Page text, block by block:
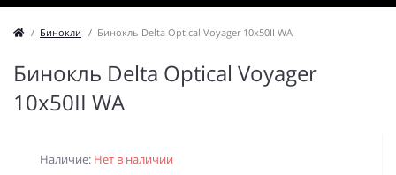
Бинокли Бинокль Delta Optical Voyager 10x50II WA
Бинокль Delta Optical Voyager
10x50II WA
Наличие: Нет в наличии